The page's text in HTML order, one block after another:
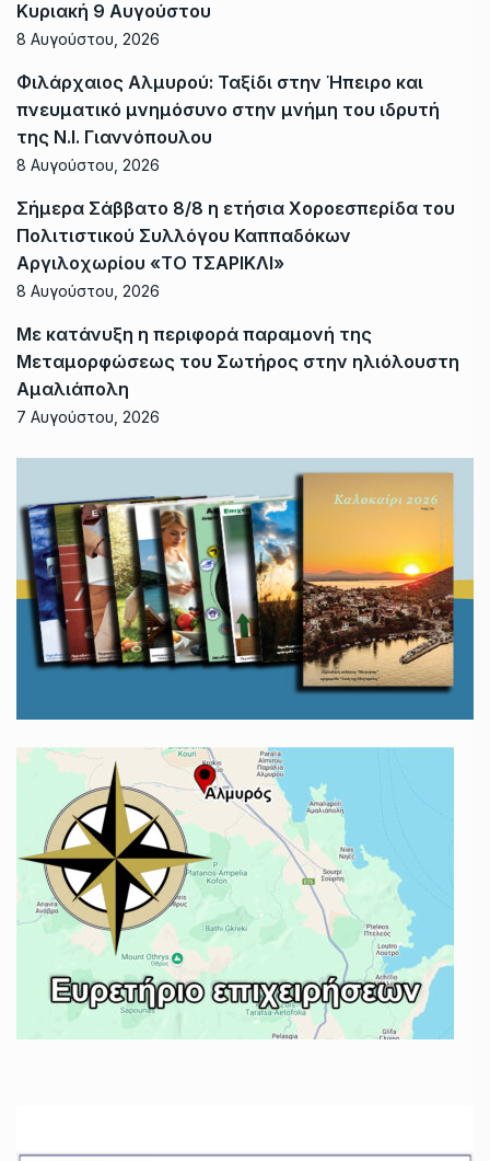
Κυριακή 9 Αυγούστου
8 Αυγούστου, 2026
Φιλάρχαιος Αλμυρού: Ταξίδι στην Ήπειρο και
πνευματικό μνημόσυνο στην μνήμη του ιδρυτή
της Ν.Ι. Γιαννόπουλου
8 Αυγούστου, 2026
Σήμερα Σάββατο 8/8 η ετήσια Χοροεσπερίδα του
Πολιτιστικού Συλλόγου Καππαδόκων
Αργιλοχωρίου «ΤΟ ΤΣΑΡΙΚΛΙ»
8 Αυγούστου, 2026
Με κατάνυξη η περιφορά παραμονή της
Μεταμορφώσεως του Σωτήρος στην ηλιόλουστη
Αμαλιάπολη
7 Αυγούστου, 2026